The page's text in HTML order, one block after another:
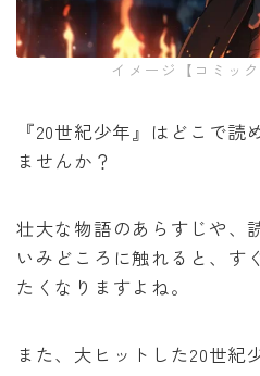
みいちゃんと山田さん
作戦名は純情
枯れた花に涙を
薬屋のひとりごと
イメージ【コミッ
『20世紀少年』はどこで
ませんか？
壮大な物語のあらすじや、
いみどころに触れると、す
たくなりますよね。
また、大ヒットした20世紀